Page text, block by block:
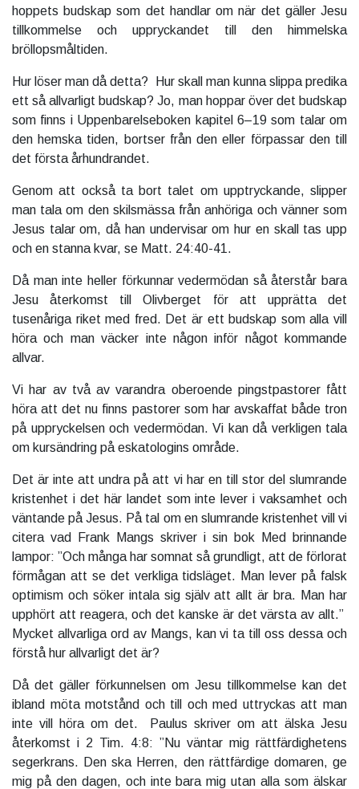
hoppets budskap som det handlar om när det gäller Jesu
tillkommelse och uppryckandet till den himmelska
bröllopsmåltiden.
Hur löser man då detta? Hur skall man kunna slippa predika
ett så allvarligt budskap? Jo, man hoppar över det budskap
som finns i Uppenbarelseboken kapitel 6–19 som talar om
den hemska tiden, bortser från den eller förpassar den till
det första århundrandet.
Genom att också ta bort talet om upptryckande, slipper
man tala om den skilsmässa från anhöriga och vänner som
Jesus talar om, då han undervisar om hur en skall tas upp
och en stanna kvar, se Matt. 24:40-41.
Då man inte heller förkunnar vedermödan så återstår bara
Jesu återkomst till Olivberget för att upprätta det
tusenåriga riket med fred. Det är ett budskap som alla vill
höra och man väcker inte någon inför något kommande
allvar.
Vi har av två av varandra oberoende pingstpastorer fått
höra att det nu finns pastorer som har avskaffat både tron
på uppryckelsen och vedermödan. Vi kan då verkligen tala
om kursändring på eskatologins område.
Det är inte att undra på att vi har en till stor del slumrande
kristenhet i det här landet som inte lever i vaksamhet och
väntande på Jesus. På tal om en slumrande kristenhet vill vi
citera vad Frank Mangs skriver i sin bok Med brinnande
lampor: ”Och många har somnat så grundligt, att de förlorat
förmågan att se det verkliga tidsläget. Man lever på falsk
optimism och söker intala sig själv att allt är bra. Man har
upphört att reagera, och det kanske är det värsta av allt.”
Mycket allvarliga ord av Mangs, kan vi ta till oss dessa och
förstå hur allvarligt det är?
Då det gäller förkunnelsen om Jesu tillkommelse kan det
ibland möta motstånd och till och med uttryckas att man
inte vill höra om det. Paulus skriver om att älska Jesu
återkomst i 2 Tim. 4:8: ”Nu väntar mig rättfärdighetens
segerkrans. Den ska Herren, den rättfärdige domaren, ge
mig på den dagen, och inte bara mig utan alla som älskar